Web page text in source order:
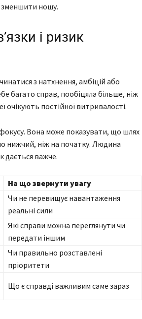
зменшити ношу.
і ризик
з натхнення, амбіцій або
багато справ, пообіцяла більше, ніж
очікують постійної витривалості.
Вона може показувати, що шлях
нижчий, ніж на початку. Людина
дається важче.
На що звернути увагу
Чи не перевищує навантаження
реальні сили
Які справи можна переглянути чи
передати іншим
Чи правильно розставлені
пріоритети
Що є справді важливим саме зараз